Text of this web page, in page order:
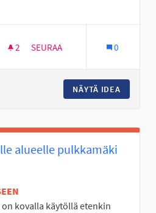
Läntinen Seinäjoki
2 2 SEURAAJAA
SEURAA 0
NÄYTÄ IDEA
alueelle pulkkamäki
kovalla käytöllä etenkin